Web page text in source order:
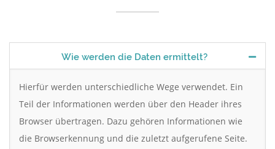
Wie werden die Daten ermittelt?
Hierfür werden unterschiedliche Wege verwendet. Ein
Teil der Informationen werden über den Header ihres
Browser übertragen. Dazu gehören Informationen wie
die Browserkennung und die zuletzt aufgerufene Seite.